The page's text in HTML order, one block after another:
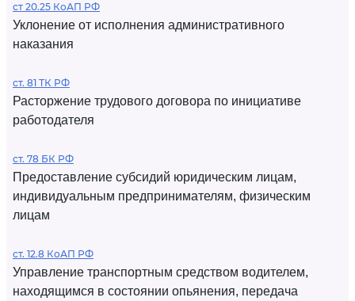
ст 20.25 КоАП РФ
Уклонение от исполнения административного
наказания
ст. 81 ТК РФ
Расторжение трудового договора по инициативе
работодателя
ст. 78 БК РФ
Предоставление субсидий юридическим лицам,
индивидуальным предпринимателям, физическим
лицам
ст. 12.8 КоАП РФ
Управление транспортным средством водителем,
находящимся в состоянии опьянения, передача